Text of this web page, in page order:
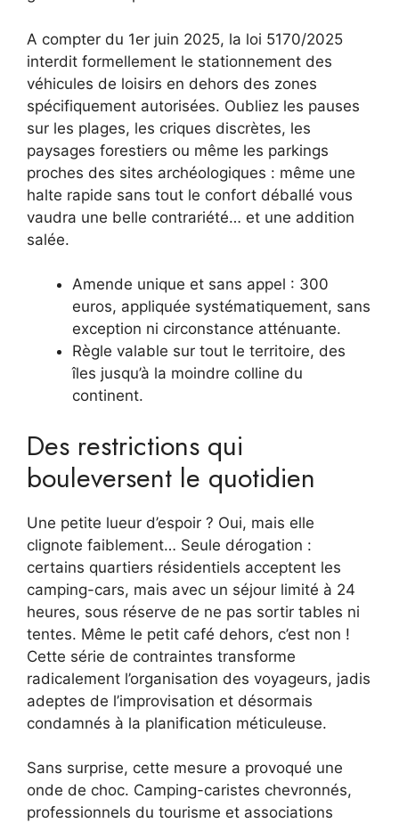
A compter du 1er juin 2025, la loi 5170/2025
interdit formellement le stationnement des
véhicules de loisirs en dehors des zones
spécifiquement autorisées. Oubliez les pauses
sur les plages, les criques discrètes, les
paysages forestiers ou même les parkings
proches des sites archéologiques : même une
halte rapide sans tout le confort déballé vous
vaudra une belle contrariété… et une addition
salée.
Amende unique et sans appel : 300
euros, appliquée systématiquement, sans
exception ni circonstance atténuante.
Règle valable sur tout le territoire, des
îles jusqu’à la moindre colline du
continent.
Des restrictions qui
bouleversent le quotidien
Une petite lueur d’espoir ? Oui, mais elle
clignote faiblement… Seule dérogation :
certains quartiers résidentiels acceptent les
camping-cars, mais avec un séjour limité à 24
heures, sous réserve de ne pas sortir tables ni
tentes. Même le petit café dehors, c’est non !
Cette série de contraintes transforme
radicalement l’organisation des voyageurs, jadis
adeptes de l’improvisation et désormais
condamnés à la planification méticuleuse.
Sans surprise, cette mesure a provoqué une
onde de choc. Camping-caristes chevronnés,
professionnels du tourisme et associations